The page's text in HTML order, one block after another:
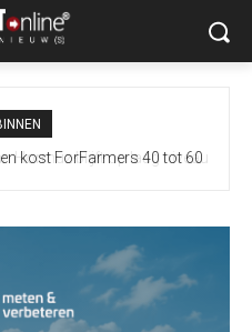
kost ForFarmers 40 tot 60